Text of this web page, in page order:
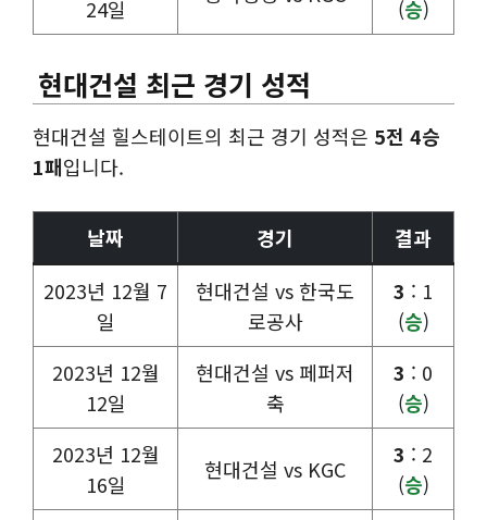
24일 (승)
현대건설 최근 경기 성적
현대건설 힐스테이트의 최근 경기 성적은 5전 4승
1패입니다.
날짜 경기
결과
2023년 12월 7
일
현대건설 vs 한국도
로공사
3 : 1
(승)
2023년 12월
12일
현대건설 vs 페퍼저
축
3 : 0
(승)
2023년 12월
16일
현대건설 vs KGC
3 : 2
(승)